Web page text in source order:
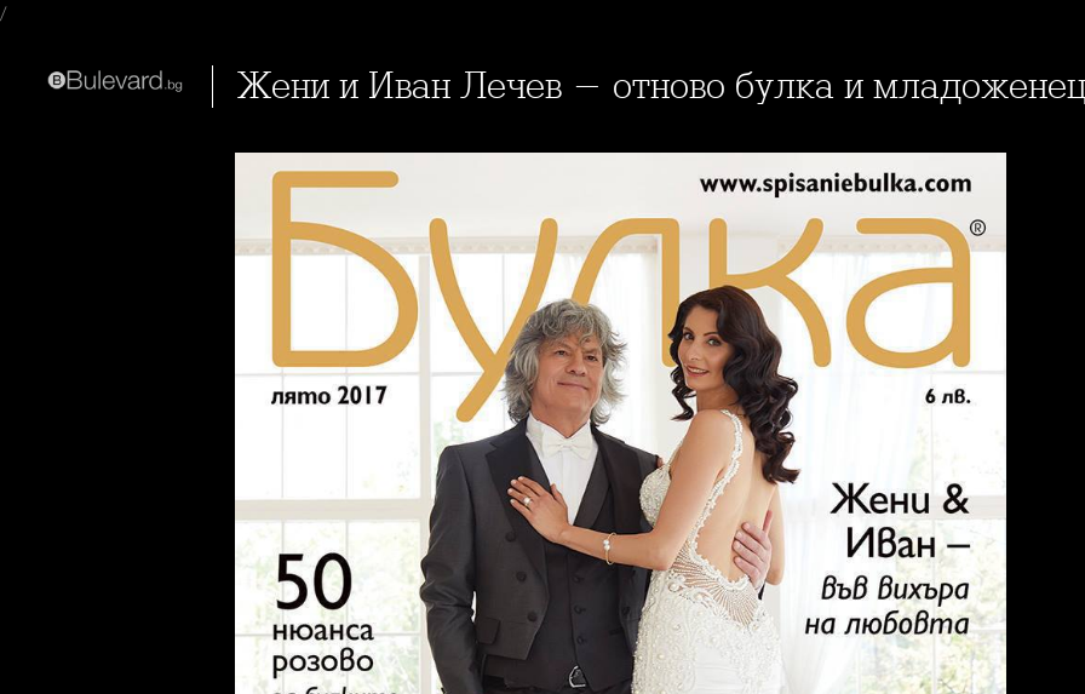
/
Жени и Иван Лечев - отново булка и младоженец